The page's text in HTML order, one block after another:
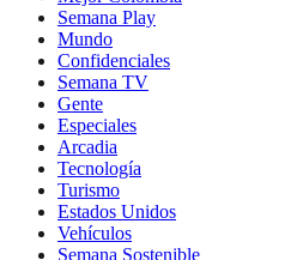
Semana Play
Mundo
Confidenciales
Semana TV
Gente
Especiales
Arcadia
Tecnología
Turismo
Estados Unidos
Vehículos
Semana Sostenible